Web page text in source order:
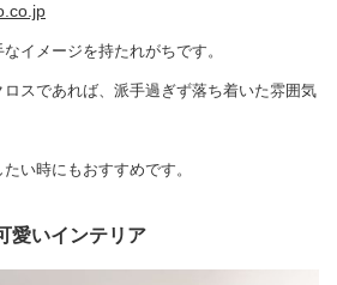
イメージを持たれがちです。
スであれば、派手過ぎず落ち着いた雰囲気
い時にもおすすめです。
愛いインテリア